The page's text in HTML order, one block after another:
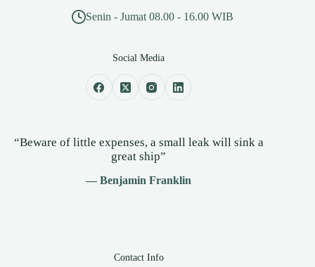
Senin - Jumat 08.00 - 16.00 WIB
Social Media
“Beware of little expenses, a small leak will sink a
great ship”
— Benjamin Franklin
Contact Info